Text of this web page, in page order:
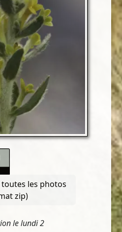
les photos
zip)
le lundi 2